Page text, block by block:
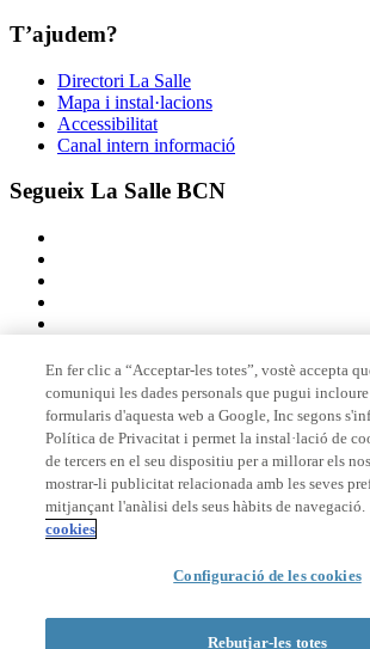
T’ajudem?
Directori La Salle
Mapa i instal·lacions
Accessibilitat
Canal intern informació
Segueix La Salle BCN
Membre de
Acreditacions
© 2026 La Salle Campus Barcelona - URL |
En fer clic a “Acceptar-les totes”, vostè accepta
comuniqui les dades personals que pugui
formularis d'aquesta web a Google, Inc segons
Política de Privacitat i permet la instal·lació de
de tercers en el seu dispositiu per a millorar els
mostrar-li publicitat relacionada amb les seves
mitjançant l'anàlisi dels seus hàbits de navegació.
cookies
Configuració de les cookies
Rebutjar-les totes